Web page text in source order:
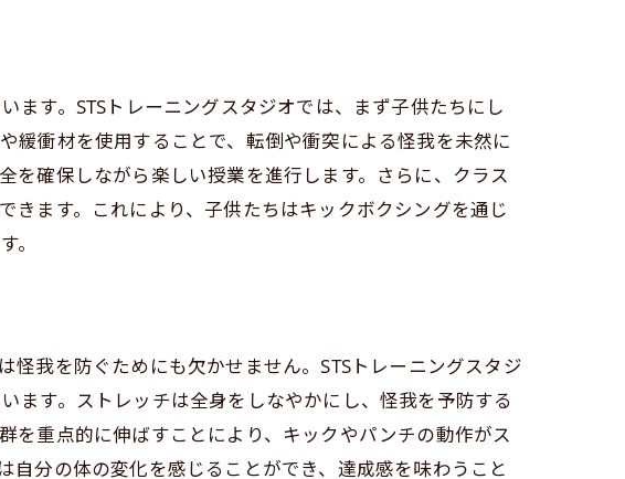
ックボクシング
す。STSトレーニングスタジオでは、まず子供たちにし
緩衝材を使用することで、転倒や衝突による怪我を未然に
を確保しながら楽しい授業を進行します。さらに、クラス
ます。これにより、子供たちはキックボクシングを通じ
。
我を防ぐためにも欠かせません。STSトレーニングスタジ
ます。ストレッチは全身をしなやかにし、怪我を予防する
を重点的に伸ばすことにより、キックやパンチの動作がス
分の体の変化を感じることができ、達成感を味わうこと